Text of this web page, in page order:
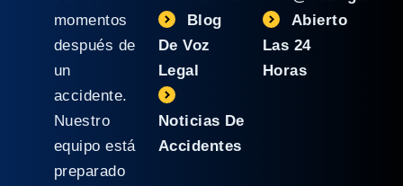
momentos
después de
un
accidente.
Nuestro
equipo está
preparado
Blog
De Voz
Legal
Noticias De
Accidentes
Abierto
Las 24
Horas